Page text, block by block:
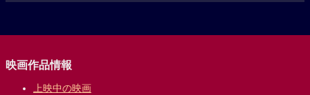
映画作品情報
上映中の映画